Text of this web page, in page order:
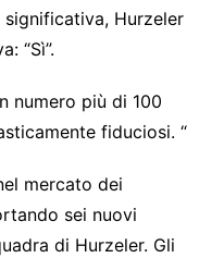
significativa, Hurzeler
“Sì”.
numero più di 100
fiduciosi. “
mercato dei
sei nuovi
di Hurzeler. Gli